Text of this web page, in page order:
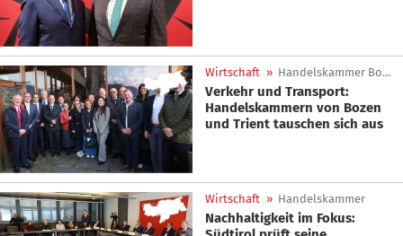
Wirtschaft » Handelskammer Bozen
Verkehr und Transport:
Handelskammern von Bozen
und Trient tauschen sich aus
Wirtschaft » Handelskammer
Nachhaltigkeit im Fokus: